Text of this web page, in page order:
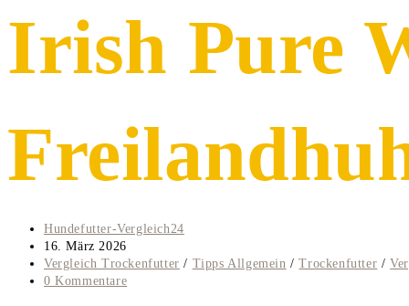
Irish Pure
Beitrags-
Autor:
Hundefutter-Vergleich24
Beitrag
veröffentlicht:
16. März 2026
Beitrags-
Kategorie:
Vergleich Trockenfutter / Tipps Allgemein / Trockenfutter /
Beitrags-
0 Kommentare